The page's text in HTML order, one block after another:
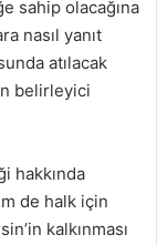
sahip olacağına
nasıl yanıt
atılacak
belirleyici
hakkında
de halk için
kalkınması